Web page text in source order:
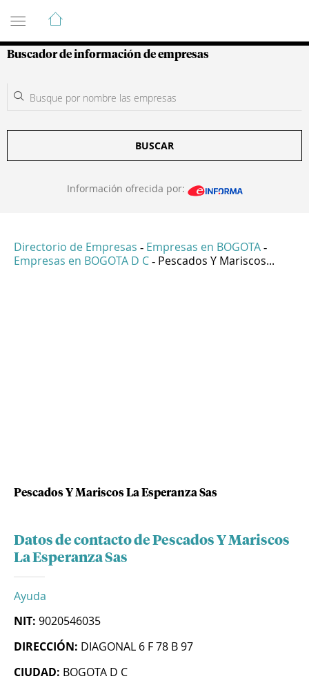
Guía de Empresas Colombianas
Buscador de información de empresas
BUSCAR
Información ofrecida por:
Directorio de Empresas - Empresas en BOGOTA -
Empresas en BOGOTA D C - Pescados Y Mariscos...
Pescados Y Mariscos La Esperanza Sas
Datos de contacto de Pescados Y Mariscos
La Esperanza Sas
Ayuda
NIT: 9020546035
DIRECCIÓN: DIAGONAL 6 F 78 B 97
CIUDAD: BOGOTA D C